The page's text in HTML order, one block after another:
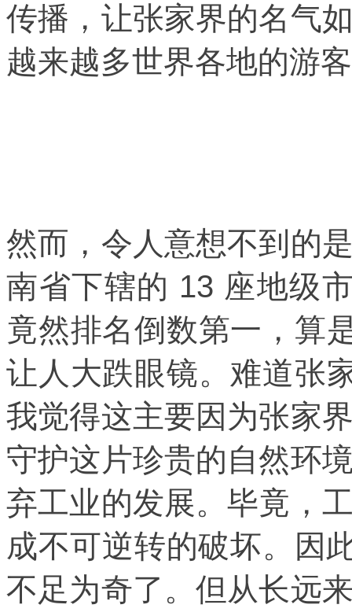
传播，让张家界的名气
越来越多世界各地的游
然而，令人意想不到的
南省下辖的 13 座地级
竟然排名倒数第一，算
让人大跌眼镜。难道张
我觉得这主要因为张家
守护这片珍贵的自然环
弃工业的发展。毕竟，
成不可逆转的破坏。因
不足为奇了。但从长远